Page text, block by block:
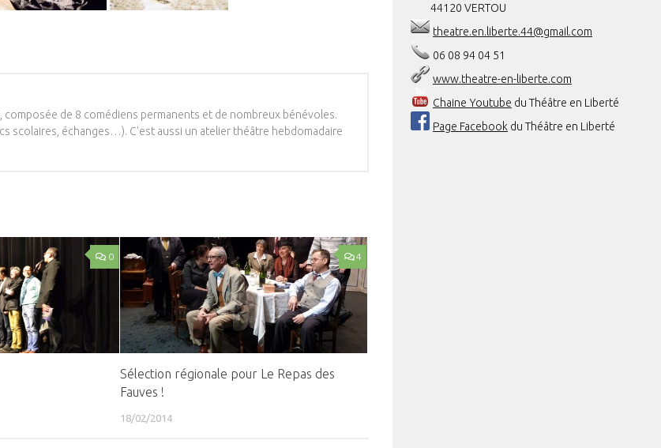
de 8 comédiens permanents et de nombreux bénévoles.
scolaires, échanges…). C'est aussi un atelier théâtre hebdomadaire
0 4
Sélection régionale pour Le Repas des
Fauves !
18/02/2014
44120 VERTOU
theatre.en.liberte.44@gmail.com
06 08 94 04 51
www.theatre-en-liberte.com
Chaine Youtube du Théâtre en Liberté
Page Facebook du Théâtre en Liberté